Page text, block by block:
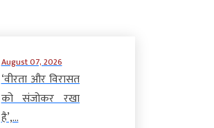
August 07, 2026
‘वीरता और विरासत
को संजोकर रखा
है’,...